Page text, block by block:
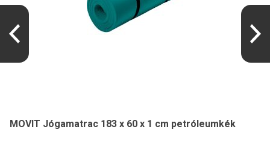
MOVIT Jógamatrac 183 x 60 x 1 cm petróleumkék